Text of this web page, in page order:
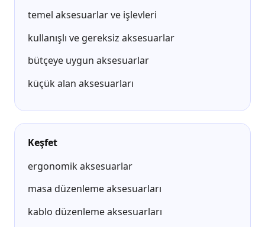
temel aksesuarlar ve işlevleri
kullanışlı ve gereksiz aksesuarlar
bütçeye uygun aksesuarlar
küçük alan aksesuarları
Keşfet
ergonomik aksesuarlar
masa düzenleme aksesuarları
kablo düzenleme aksesuarları